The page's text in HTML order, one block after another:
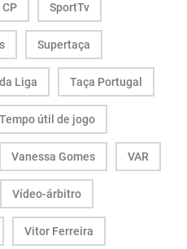
SportTv
Supertaça
Liga Taça Portugal
Tempo útil de jogo
Vanessa Gomes VAR
Vídeo-árbitro
Vitor Ferreira